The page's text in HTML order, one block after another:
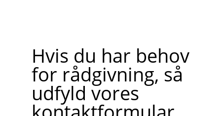
Hvis du har behov
for rådgivning, så
udfyld vores